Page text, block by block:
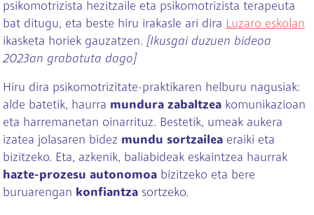
psikomotrizista hezitzaile eta psikomotrizista terapeuta
bat ditugu, eta beste hiru irakasle ari dira Luzaro eskolan
ikasketa horiek gauzatzen. [Ikusgai duzuen bideoa
2023an grabatuta dago]
Hiru dira psikomotrizitate-praktikaren helburu nagusiak:
alde batetik, haurra mundura zabaltzea komunikazioan
eta harremanetan oinarrituz. Bestetik, umeak aukera
izatea jolasaren bidez mundu sortzailea eraiki eta
bizitzeko. Eta, azkenik, baliabideak eskaintzea haurrak
hazte-prozesu autonomoa bizitzeko eta bere
buruarengan konfiantza sortzeko.